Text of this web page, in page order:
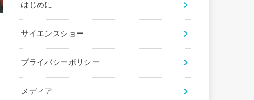
はじめに
サイエンスショー
プライバシーポリシー
メディア